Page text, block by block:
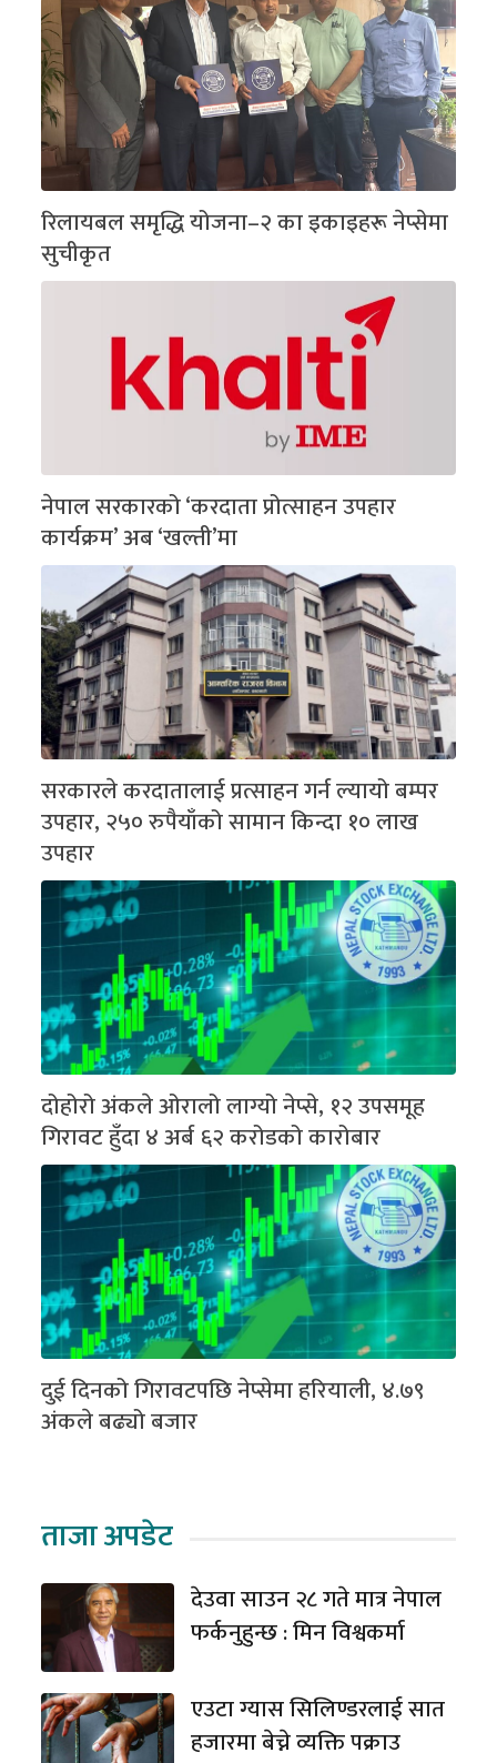
रिलायबल समृद्धि योजना–२ का इकाइहरू नेप्सेमा
सुचीकृत
नेपाल सरकारको ‘करदाता प्रोत्साहन उपहार
कार्यक्रम’ अब ‘खल्ती’मा
सरकारले करदातालाई प्रत्साहन गर्न ल्यायो बम्पर
उपहार, २५० रुपैयाँको सामान किन्दा १० लाख
उपहार
दोहोरो अंकले ओरालो लाग्यो नेप्से, १२ उपसमूह
गिरावट हुँदा ४ अर्ब ६२ करोडको कारोबार
दुई दिनको गिरावटपछि नेप्सेमा हरियाली, ४.७९
अंकले बढ्यो बजार
ताजा अपडेट
देउवा साउन २८ गते मात्र नेपाल
फर्कनुहुन्छ : मिन विश्वकर्मा
एउटा ग्यास सिलिण्डरलाई सात
हजारमा बेच्ने व्यक्ति पक्राउ